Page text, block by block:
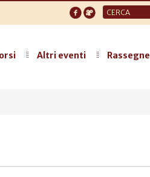
Form
di
Altri eventi Rassegne